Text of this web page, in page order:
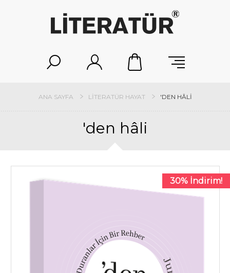
ANA SAYFA LITERATÜR HAYAT 'DEN HÂLI
'den hâli
30% İndirim!